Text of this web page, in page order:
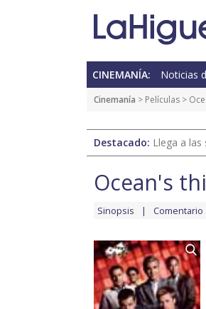
CINEMANÍA: Noticias
Cinemanía > Películas >
Destacado: Llega a
Ocean's
Sinopsis Comentario